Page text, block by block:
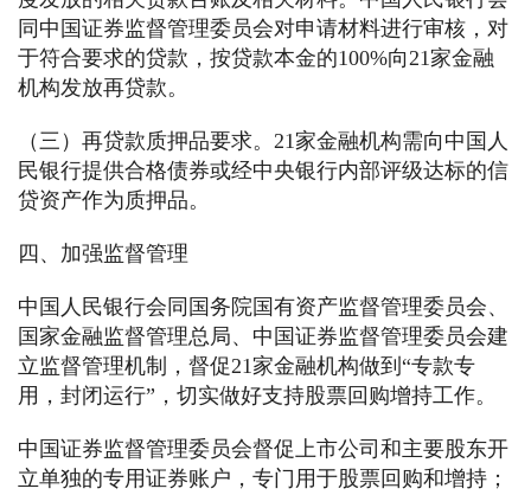
同中国证券监督管理委员会对申请材料进行审核，对
于符合要求的贷款，按贷款本金的100%向21家金融
机构发放再贷款。
（三）再贷款质押品要求。21家金融机构需向中国人
民银行提供合格债券或经中央银行内部评级达标的信
贷资产作为质押品。
四、加强监督管理
中国人民银行会同国务院国有资产监督管理委员会、
国家金融监督管理总局、中国证券监督管理委员会建
立监督管理机制，督促21家金融机构做到“专款专
用，封闭运行”，切实做好支持股票回购增持工作。
中国证券监督管理委员会督促上市公司和主要股东开
立单独的专用证券账户，专门用于股票回购和增持；